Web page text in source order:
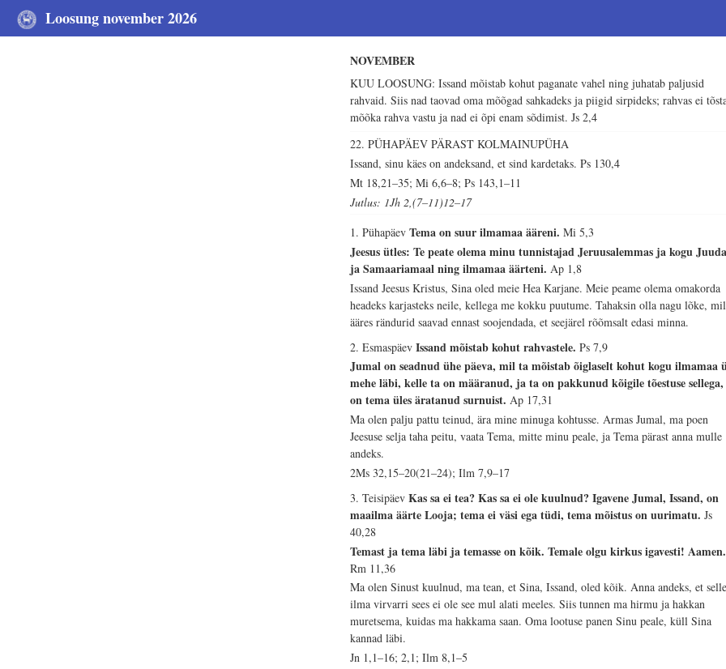
Loosung november 2026
NOVEMBER
KUU LOOSUNG: Issand mõistab kohut paganate vahel ning juhatab paljusid
rahvaid. Siis nad taovad oma mõõgad sahkadeks ja piigid sirpideks; rahvas ei
mõõka rahva vastu ja nad ei õpi enam sõdimist.Js 2,4
22. PÜHAPÄEV PÄRAST KOLMAINUPÜHA
Issand, sinu käes on andeksand, et sind kardetaks.Ps 130,4
Mt 18,21–35; Mi 6,6–8; Ps 143,1–11
Jutlus: 1Jh 2,(7–11)12–17
1. PühapäevTema on suur ilmamaa ääreni.Mi 5,3
Jeesus ütles: Te peate olema minu tunnistajad Jeruusalemmas ja kogu
ja Samaariamaal ning ilmamaa äärteni.Ap 1,8
Issand Jeesus Kristus, Sina oled meie Hea Karjane. Meie peame olema omakorda
headeks karjasteks neile, kellega me kokku puutume. Tahaksin olla nagu lõke,
ääres rändurid saavad ennast soojendada, et seejärel rõõmsalt edasi minna.
2. EsmaspäevIssand mõistab kohut rahvastele.Ps 7,9
Jumal on seadnud ühe päeva, mil ta mõistab õiglaselt kohut kogu ilmamaa
mehe läbi, kelle ta on määranud, ja ta on pakkunud kõigile tõestuse
on tema üles äratanud surnuist.Ap 17,31
Ma olen palju pattu teinud, ära mine minuga kohtusse. Armas Jumal, ma poen
Jeesuse selja taha peitu, vaata Tema, mitte minu peale, ja Tema pärast anna mulle
andeks.
2Ms 32,15–20(21–24); Ilm 7,9–17
3. TeisipäevKas sa ei tea? Kas sa ei ole kuulnud? Igavene Jumal, Issand, on
maailma äärte Looja; tema ei väsi ega tüdi, tema mõistus on uurimatu.Js
40,28
Temast ja tema läbi ja temasse on kõik. Temale olgu kirkus igavesti! Aamen.
Rm 11,36
Ma olen Sinust kuulnud, ma tean, et Sina, Issand, oled kõik. Anna andeks, et selle
ilma virvarri sees ei ole see mul alati meeles. Siis tunnen ma hirmu ja hakkan
muretsema, kuidas ma hakkama saan. Oma lootuse panen Sinu peale, küll Sina
kannad läbi.
Jn 1,1–16; 2,1; Ilm 8,1–5